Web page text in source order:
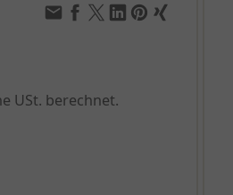
USt. berechnet.